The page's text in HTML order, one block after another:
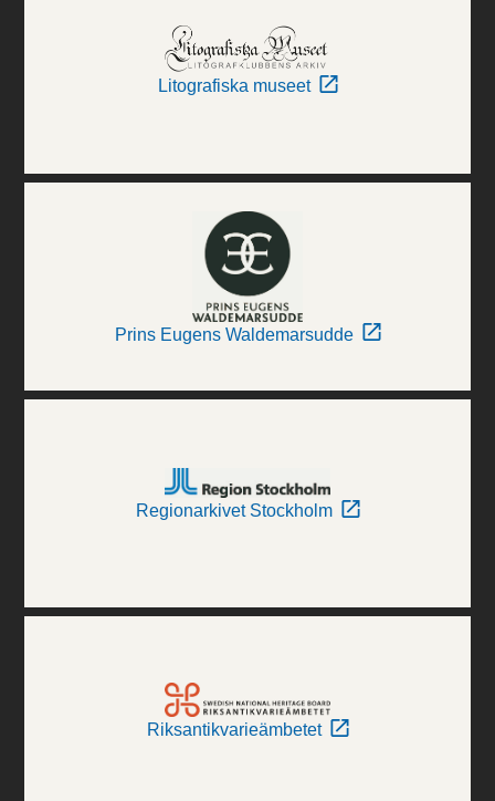
Litografiska museet
Prins Eugens Waldemarsudde
Regionarkivet Stockholm
Riksantikvarieämbetet